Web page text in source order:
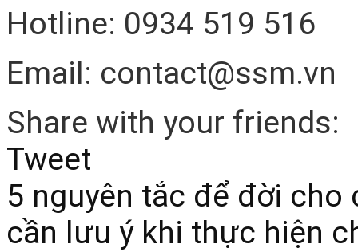
Hotline: 0934 519 516
Email: contact@ssm.vn
Share with your friends:
Tweet
5 nguyên tắc để đời
cần lưu ý khi thực hiện